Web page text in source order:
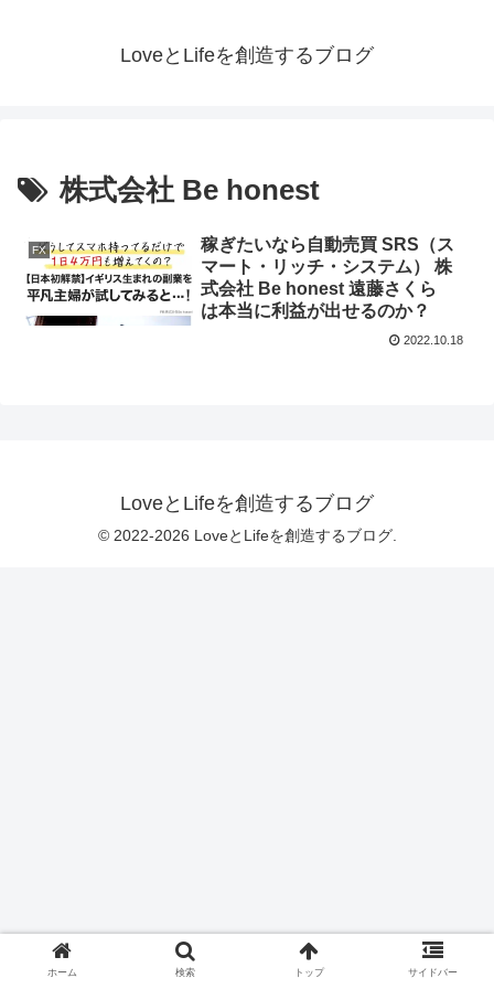
LoveとLifeを創造するブログ
株式会社 Be honest
FX
稼ぎたいなら自動売買 SRS（ス
マート・リッチ・システム） 株
式会社 Be honest 遠藤さくら
は本当に利益が出せるのか？
2022.10.18
LoveとLifeを創造するブログ
© 2022-2026 LoveとLifeを創造するブログ.
ホーム 検索 トップ サイドバー